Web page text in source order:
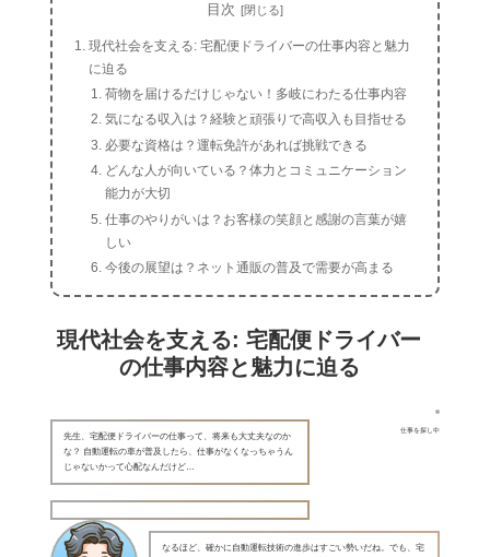
目次
現代社会を支える: 宅配便ドライバーの仕事内容と魅力
に迫る
荷物を届けるだけじゃない！多岐にわたる仕事内容
気になる収入は？経験と頑張りで高収入も目指せる
必要な資格は？運転免許があれば挑戦できる
どんな人が向いている？体力とコミュニケーション
能力が大切
仕事のやりがいは？お客様の笑顔と感謝の言葉が嬉
しい
今後の展望は？ネット通販の普及で需要が高まる
現代社会を支える: 宅配便ドライバー
の仕事内容と魅力に迫る
仕事を探し中
先生、宅配便ドライバーの仕事って、将来も大丈夫なのか
な？ 自動運転の車が普及したら、仕事がなくなっちゃうん
じゃないかって心配なんだけど…
なるほど、確かに自動運転技術の進歩はすごい勢いだね。でも、宅